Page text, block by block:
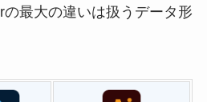
最大の違いは扱うデータ形